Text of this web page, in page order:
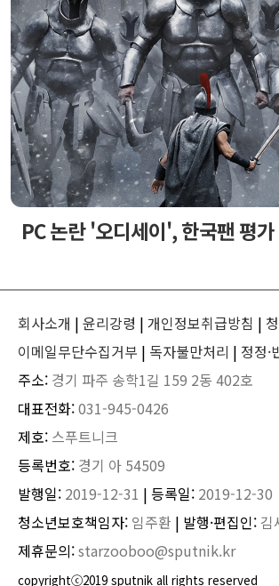
PC 논란 '오디세이', 한국팬 평
회사소개 | 윤리강령 | 개인정보취급방침 |
이메일무단수집거부 | 독자불만처리 | 정정·
주소: 경기 파주 송학1길 159 2동 402호
대표전화:031-945-0426
제호: 스푸트니크
등록번호: 경기 아 54509
발행일: 2019-12-31 | 등록일: 2019-12-30
청소년보호책임자: 임주환 | 발행·편집인: 김
제휴문의:starzooboo@sputnik.kr
copyrightⓒ2019 sputnik all rights reserved